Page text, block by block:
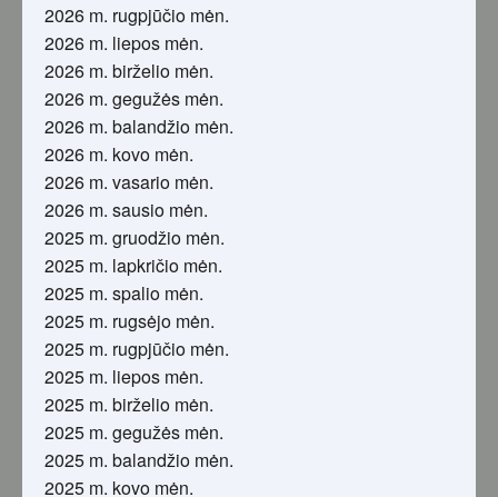
2026 m. rugpjūčio mėn.
2026 m. liepos mėn.
2026 m. birželio mėn.
2026 m. gegužės mėn.
2026 m. balandžio mėn.
2026 m. kovo mėn.
2026 m. vasario mėn.
2026 m. sausio mėn.
2025 m. gruodžio mėn.
2025 m. lapkričio mėn.
2025 m. spalio mėn.
2025 m. rugsėjo mėn.
2025 m. rugpjūčio mėn.
2025 m. liepos mėn.
2025 m. birželio mėn.
2025 m. gegužės mėn.
2025 m. balandžio mėn.
2025 m. kovo mėn.